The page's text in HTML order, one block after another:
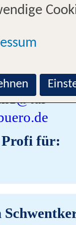
89710
für: